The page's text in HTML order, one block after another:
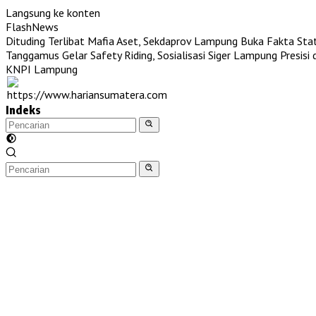
Langsung ke konten
FlashNews
Dituding Terlibat Mafia Aset, Sekdaprov Lampung Buka Fakta
Tanggamus Gelar Safety Riding, Sosialisasi Siger Lampung Presisi
KNPI Lampung
Indeks